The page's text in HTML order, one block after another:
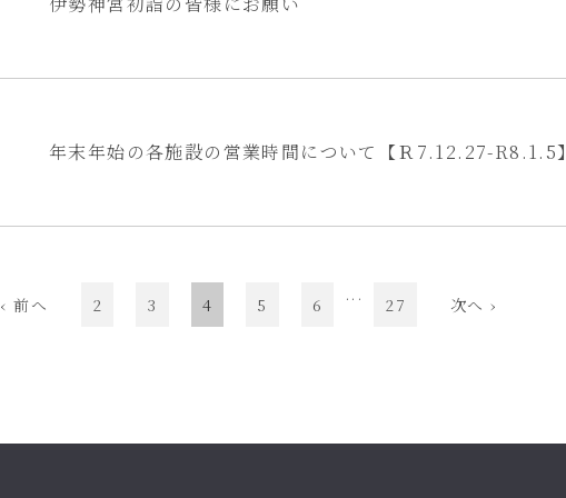
年末年始の各施設の営業時間について【Ｒ7.12.27-R8.1.5】
‹ 前へ 2 3 4 5 6 ... 27 次へ ›